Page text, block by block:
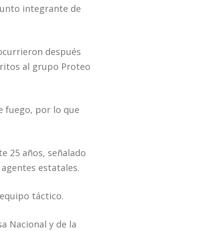
integrante de
después
al grupo Proteo
fuego, por lo que
25 años, señalado
estatales.
táctico.
Nacional y de la